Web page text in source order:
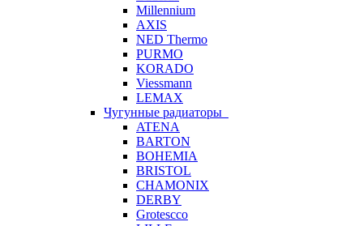
Millennium
AXIS
NED Thermo
PURMO
KORADO
Viessmann
LEMAX
Чугунные радиаторы
ATENA
BARTON
BOHEMIA
BRISTOL
CHAMONIX
DERBY
Grotescco